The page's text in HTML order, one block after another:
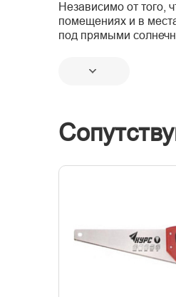
Независимо от того,
помещениях и в
под прямыми